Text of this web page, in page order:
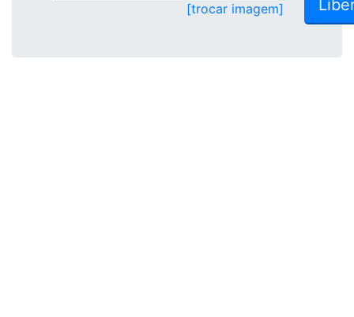
[trocar imagem]